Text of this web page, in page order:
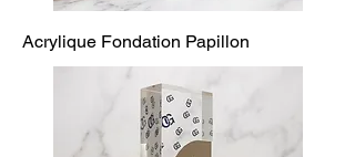
Acrylique Fondation Papillon